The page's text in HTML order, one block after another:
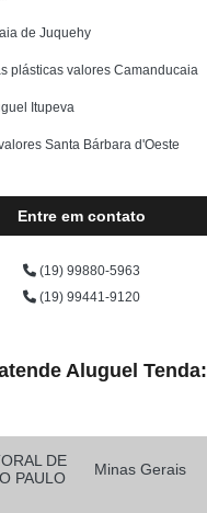
de Juquehy
plásticas valores Camanducaia
Itupeva
Santa Bárbara d'Oeste
Entre em contato
(19) 99880-5963
(19) 99441-9120
Aluguel Tenda:
DE
PAULO
Minas Gerais